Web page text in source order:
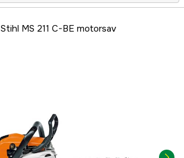
Stihl MS 211 C-BE motorsav